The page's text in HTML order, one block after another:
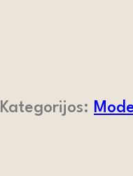
Kategorijos: